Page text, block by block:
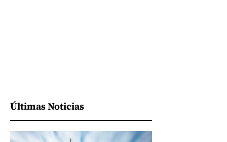
Últimas Noticias